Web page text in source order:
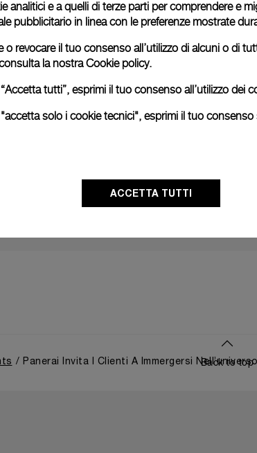
Panerai Invita I Clienti A Immergersi Back to top
analitici e a quelli di terze parti per comprendere e
pubblicitario in linea con le preferenze mostrate
o revocare il tuo consenso all’utilizzo di alcuni o di
la nostraCookie policy.
tutti”, esprimi il tuo consenso all’utilizzo dei
solo i cookie tecnici", esprimi il tuo consenso
ACCETTA TUTTI